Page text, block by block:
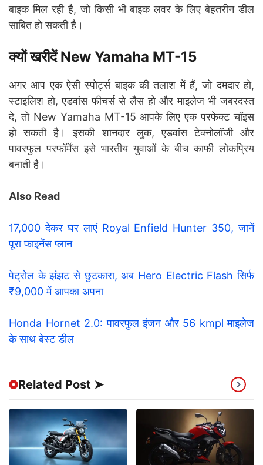
बाइक मिल रही है, जो किसी भी बाइक लवर के लिए बेहतरीन डील
साबित हो सकती है।
क्यों खरीदें New Yamaha MT-15
अगर आप एक ऐसी स्पोर्ट्स बाइक की तलाश में हैं, जो दमदार हो,
स्टाइलिश हो, एडवांस फीचर्स से लैस हो और माइलेज भी जबरदस्त
दे, तो New Yamaha MT-15 आपके लिए एक परफेक्ट चॉइस
हो सकती है। इसकी शानदार लुक, एडवांस टेक्नोलॉजी और
पावरफुल परफॉर्मेंस इसे भारतीय युवाओं के बीच काफी लोकप्रिय
बनाती है।
Also Read
17,000 देकर घर लाएं Royal Enfield Hunter 350, जानें
पूरा फाइनेंस प्लान
पेट्रोल के झंझट से छुटकारा, अब Hero Electric Flash सिर्फ
₹9,000 में आपका अपना
Honda Hornet 2.0: पावरफुल इंजन और 56 kmpl माइलेज
के साथ बेस्ट डील
Related Post ➤